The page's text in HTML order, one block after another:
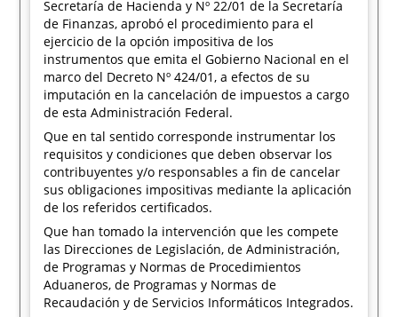
Secretaría de Hacienda y Nº 22/01 de la Secretaría
de Finanzas, aprobó el procedimiento para el
ejercicio de la opción impositiva de los
instrumentos que emita el Gobierno Nacional en el
marco del Decreto Nº 424/01, a efectos de su
imputación en la cancelación de impuestos a cargo
de esta Administración Federal.
Que en tal sentido corresponde instrumentar los
requisitos y condiciones que deben observar los
contribuyentes y/o responsables a fin de cancelar
sus obligaciones impositivas mediante la aplicación
de los referidos certificados.
Que han tomado la intervención que les compete
las Direcciones de Legislación, de Administración,
de Programas y Normas de Procedimientos
Aduaneros, de Programas y Normas de
Recaudación y de Servicios Informáticos Integrados.